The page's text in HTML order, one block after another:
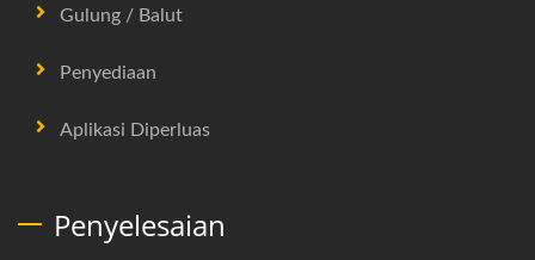
Gulung / Balut
Penyediaan
Aplikasi Diperluas
Penyelesaian